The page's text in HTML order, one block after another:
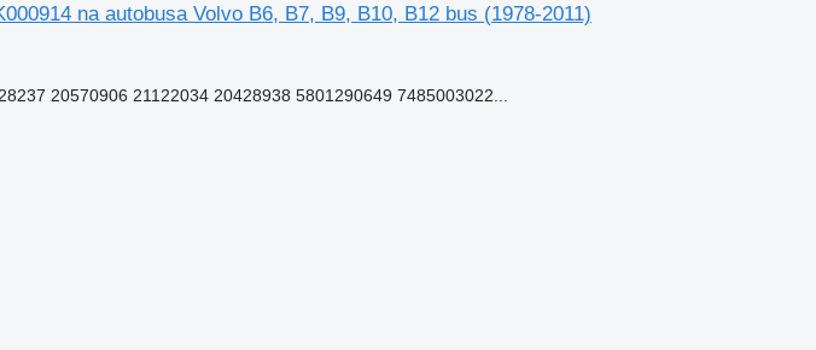
na autobusa Volvo B6, B7, B9, B10, B12 bus (1978-2011)
20570906 21122034 20428938 5801290649 7485003022...